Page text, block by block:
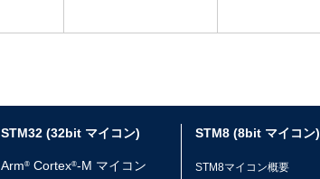
STM32 (32bit マイコン)
Arm® Cortex®-M マイコン
STM8 (8bit マイコン)
STM8マイコン概要